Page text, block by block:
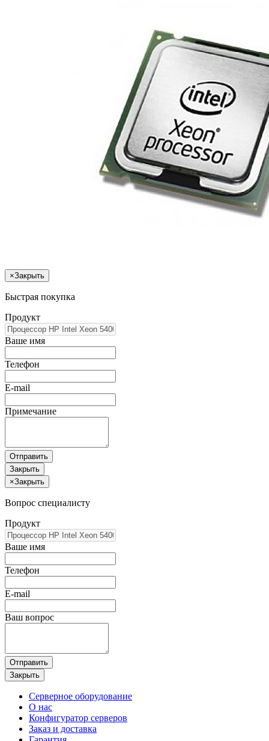
×Закрыть
Быстрая покупка
Продукт
Ваше имя
Телефон
E-mail
Примечание
Отправить
Закрыть
×Закрыть
Вопрос специалисту
Продукт
Ваше имя
Телефон
E-mail
Ваш вопрос
Отправить
Закрыть
Серверное оборудование
О нас
Конфигуратор серверов
Заказ и доставка